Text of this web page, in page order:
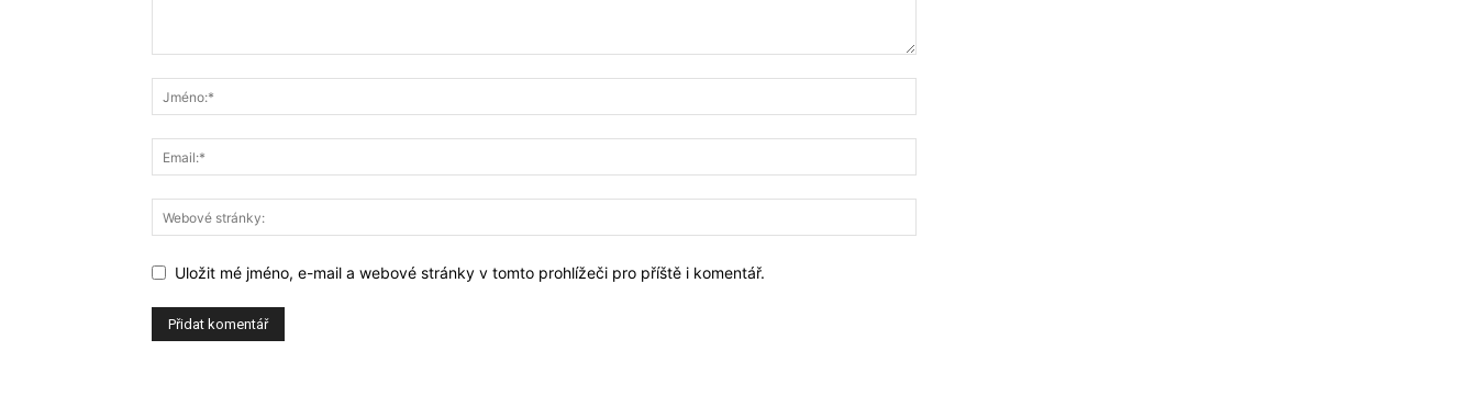
Uložit mé jméno, e-mail a webové stránky v tomto prohlížeči pro příště i komentář.